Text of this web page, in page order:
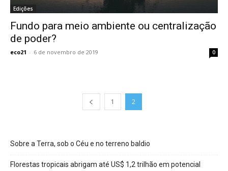
Edições
Fundo para meio ambiente ou centralização
de poder?
eco21 - 6 de novembro de 2019 0
1 2
Sobre a Terra, sob o Céu e no terreno baldio
Florestas tropicais abrigam até US$ 1,2 trilhão em potencial